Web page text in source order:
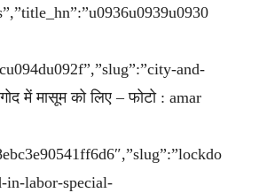
and-
में मासूम को लिए – फोटो : amar
in-labor-special-